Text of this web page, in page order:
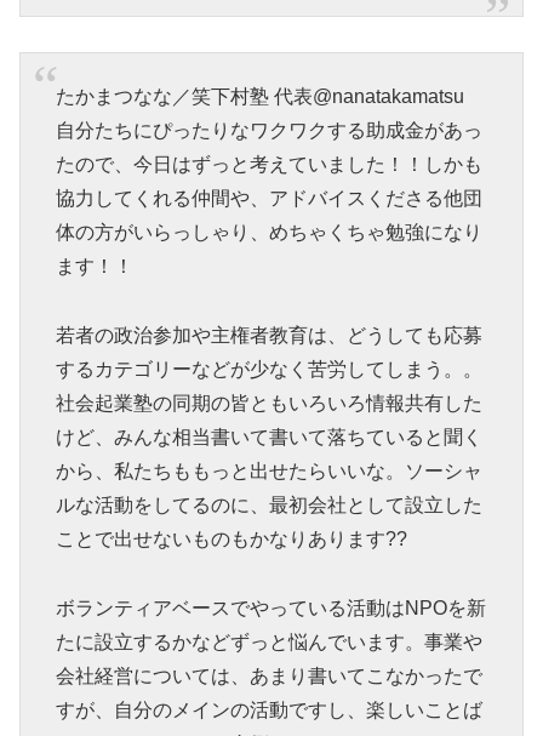
たかまつなな／笑下村塾 代表@nanatakamatsu
自分たちにぴったりなワクワクする助成金があっ
たので、今日はずっと考えていました！！しかも
協力してくれる仲間や、アドバイスくださる他団
体の方がいらっしゃり、めちゃくちゃ勉強になり
ます！！
若者の政治参加や主権者教育は、どうしても応募
するカテゴリーなどが少なく苦労してしまう。。
社会起業塾の同期の皆ともいろいろ情報共有した
けど、みんな相当書いて書いて落ちていると聞く
から、私たちももっと出せたらいいな。ソーシャ
ルな活動をしてるのに、最初会社として設立した
ことで出せないものもかなりあります??
ボランティアベースでやっている活動はNPOを新
たに設立するかなどずっと悩んでいます。事業や
会社経営については、あまり書いてこなかったで
すが、自分のメインの活動ですし、楽しいことば